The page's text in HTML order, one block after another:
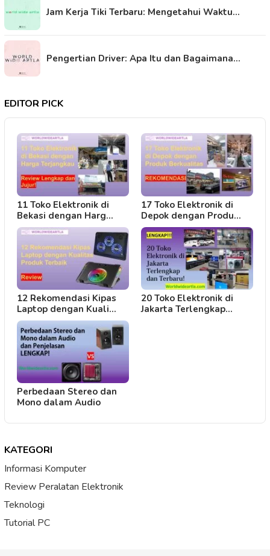
Jam Kerja Tiki Terbaru: Mengetahui Waktu…
Pengertian Driver: Apa Itu dan Bagaimana…
EDITOR PICK
11 Toko Elektronik di
Bekasi dengan Harg…
17 Toko Elektronik di
Depok dengan Produ…
12 Rekomendasi Kipas
Laptop dengan Kuali…
20 Toko Elektronik di
Jakarta Terlengkap…
Perbedaan Stereo dan
Mono dalam Audio
KATEGORI
Informasi Komputer
Review Peralatan Elektronik
Teknologi
Tutorial PC